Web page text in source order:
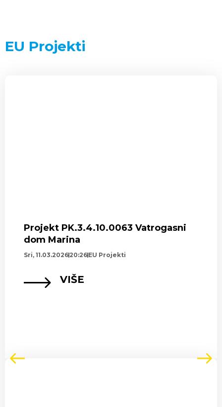
EU Projekti
Projekt PK.3.4.10.0063 Vatrogasni
dom Marina
Sri, 11.03.2026 20:26 EU Projekti
VIŠE